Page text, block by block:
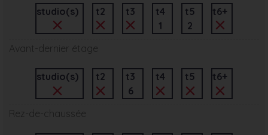
studio(s) t2 t3
t4
1
t5
2
t6+
Avant-dernier étage
studio(s) t2
t3
6
t4 t5 t6+
Rez-de-chaussée